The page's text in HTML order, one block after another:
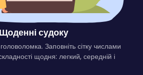
Щоденні судоку
Заповніть сітку числами
щодня: легкий, середній і